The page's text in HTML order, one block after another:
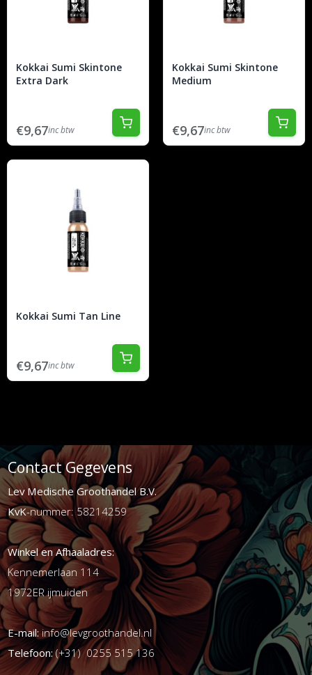
Kokkai Sumi Skintone
Extra Dark
€9,67inc btw
Kokkai Sumi Skintone
Medium
€9,67inc btw
Kokkai Sumi Tan Line
€9,67inc btw
Contact Gegevens
Lev Medische Groothandel B.V.
KvK-nummer: 58214259
Winkel en Afhaaladres:
Kennemerlaan 114
1972ER ijmuiden
E-mail:info@levgroothandel.nl
Telefoon:(+31) 0255 515 136